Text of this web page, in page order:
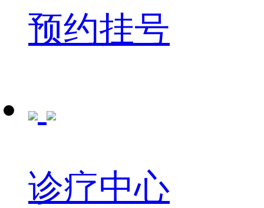
预约挂号
诊疗中心